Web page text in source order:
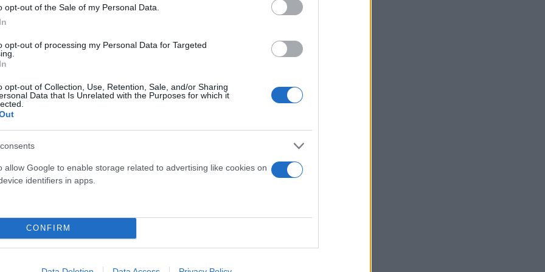
opt-out of the Sale of my Personal Data.
opt-out of processing my Personal Data for Targeted
opt-out of Collection, Use, Retention, Sale, and/or Sharing
Data that Is Unrelated with the Purposes for which it
allow Google to enable storage related to advertising like cookies on
identifiers in apps.
CONFIRM
που έλαβα από την κυβέρνηση κατά τη διάρκεια
πώληση F-16 στην Τουρκία καταθέτοντας ένα ψήφισμα
επικοινωνία με τη κυβέρνηση σχετικά με τις
Είναι σαφές ότι πρέπει να παρακολουθούμε στενά την
μιλούν πιο δυνατά από τα λόγια».